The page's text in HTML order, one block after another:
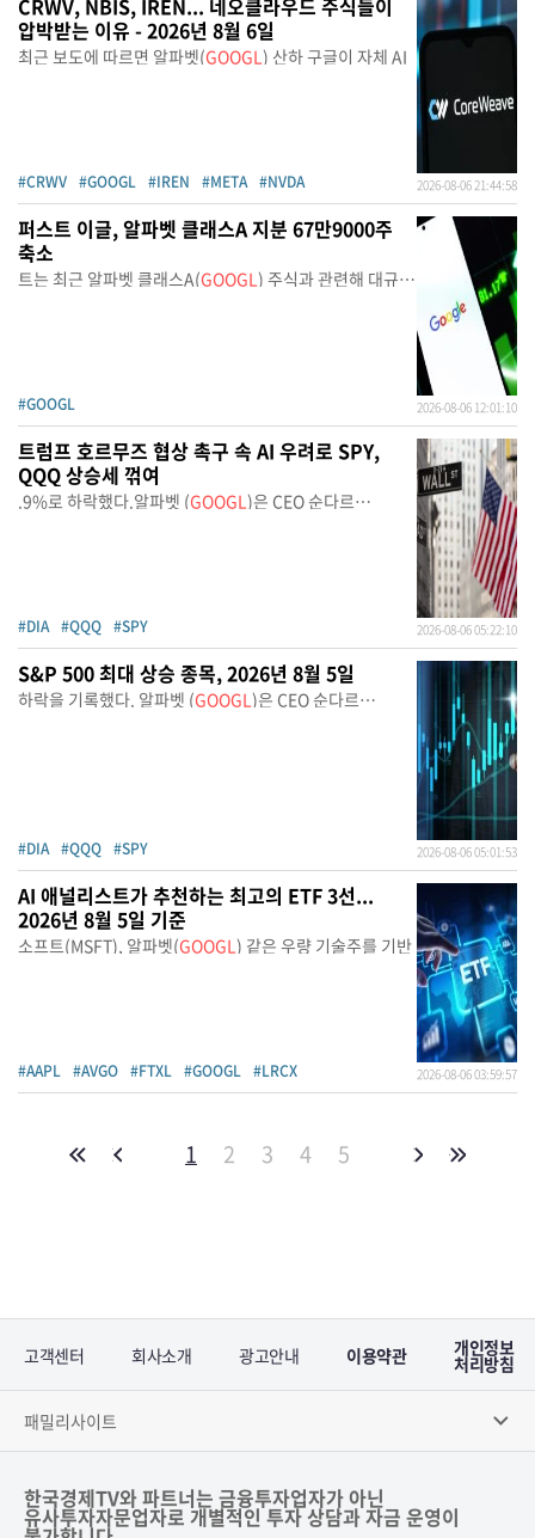
CRWV, NBIS, IREN... 네오클라우드 주식들이
압박받는 이유 - 2026년 8월 6일
최근 보도에 따르면 알파벳(GOOGL) 산하 구글이 자체 AI
#CRWV #GOOGL #IREN #META #NVDA 2026-08-06 21:44:58
퍼스트 이글, 알파벳 클래스A 지분 67만9000주
축소
트는 최근 알파벳 클래스A(GOOGL) 주식과 관련해 대규모
#GOOGL 2026-08-06 12:01:10
트럼프 호르무즈 협상 촉구 속 AI 우려로 SPY,
QQQ 상승세 꺾여
.9%로 하락했다.알파벳 (GOOGL)은 CEO 순다르
#DIA #QQQ #SPY 2026-08-06 05:22:10
S&P 500 최대 상승 종목, 2026년 8월 5일
하락을 기록했다. 알파벳 (GOOGL)은 CEO 순다르
#DIA #QQQ #SPY 2026-08-06 05:01:53
AI 애널리스트가 추천하는 최고의 ETF 3선...
2026년 8월 5일 기준
소프트(MSFT), 알파벳(GOOGL) 같은 우량 기술주를 기반
#AAPL #AVGO #FTXL #GOOGL #LRCX 2026-08-06 03:59:57
1 2 3 4 5
고객센터 회사소개 광고안내 이용약관 개인정보
처리방침
패밀리사이트
한국경제TV와 파트너는 금융투자업자가 아닌
유사투자자문업자로 개별적인 투자 상담과 자금 운영이